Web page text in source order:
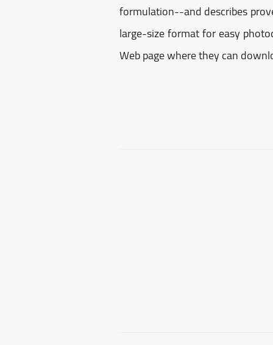
formulation--and describes
large-size format for easy
Web page where they can